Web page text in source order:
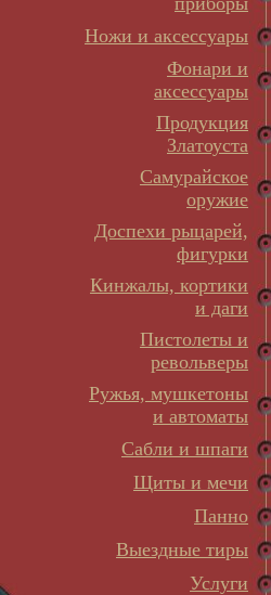
Ножи и аксессуары
Фонари и
аксессуары
Продукция
Златоуста
Самурайское
оружие
Доспехи рыцарей,
фигурки
Кинжалы, кортики
и даги
Пистолеты и
револьверы
Ружья, мушкетоны
и автоматы
Сабли и шпаги
Щиты и мечи
Панно
Выездные тиры
Услуги